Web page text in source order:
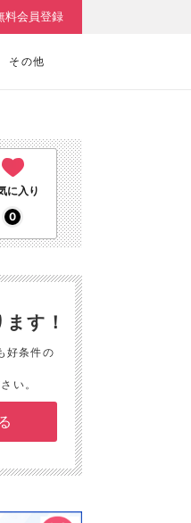
その他
料会員登録
に入り
0
す！
好条件の
い。